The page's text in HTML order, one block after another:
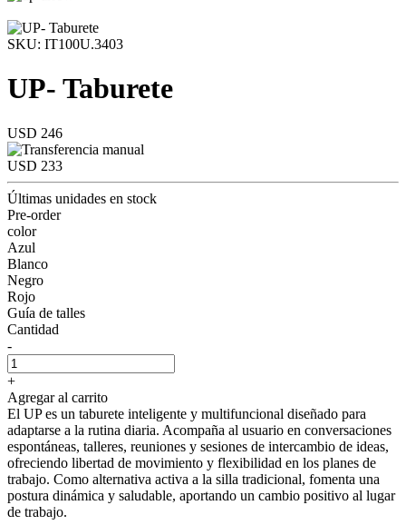
SKU: IT100U.3403
UP- Taburete
USD 246
USD 233
Últimas unidades en stock
Pre-order
color
Azul
Blanco
Negro
Rojo
Guía de talles
Cantidad
-
+
Agregar al carrito
El UP es un taburete inteligente y multifuncional diseñado para
adaptarse a la rutina diaria. Acompaña al usuario en conversaciones
espontáneas, talleres, reuniones y sesiones de intercambio de ideas,
ofreciendo libertad de movimiento y flexibilidad en los planes de
trabajo. Como alternativa activa a la silla tradicional, fomenta una
postura dinámica y saludable, aportando un cambio positivo al lugar
de trabajo.